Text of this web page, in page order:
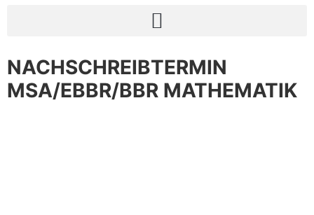
NACHSCHREIBTERMIN
MSA/EBBR/BBR MATHEMATIK